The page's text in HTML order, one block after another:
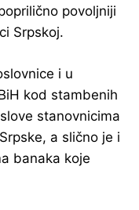
povoljniji
Srpskoj.
i u
kod stambenih
stanovnicima
a slično je i
banaka koje